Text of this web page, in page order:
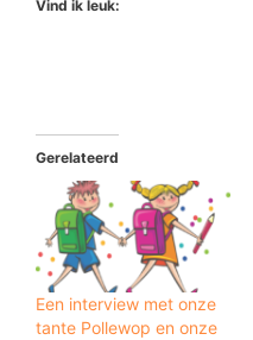
Vind ik leuk:
Gerelateerd
Een interview met onze
tante Pollewop en onze